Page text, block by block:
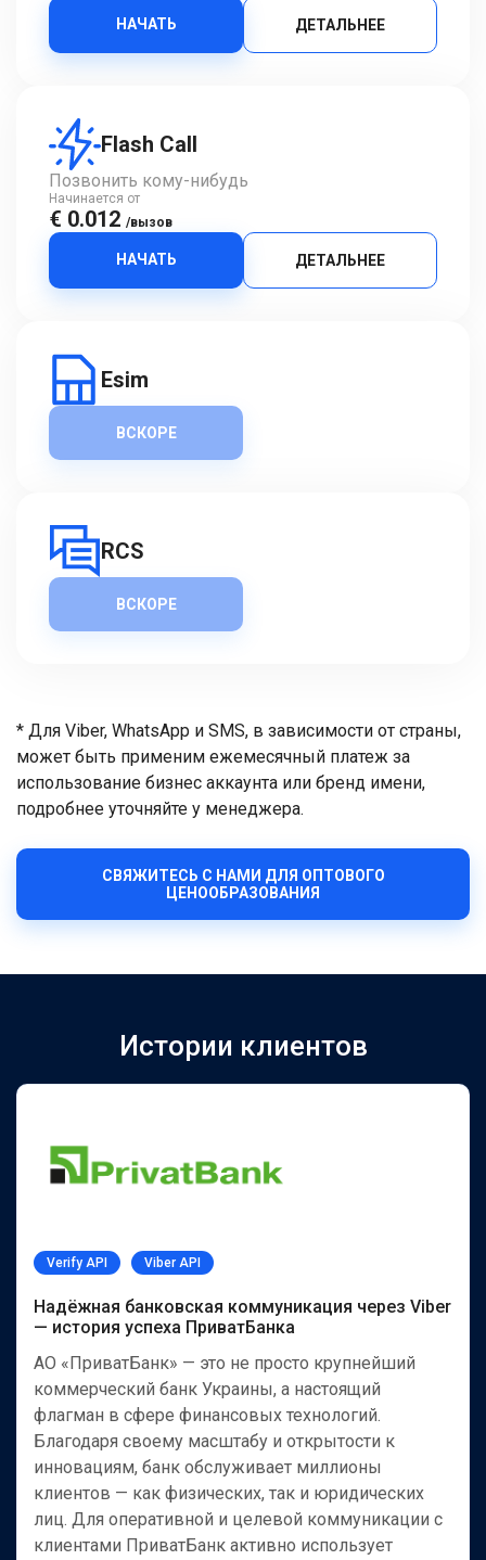
НАЧАТЬ ДЕТАЛЬНЕЕ
Flash Call
Позвонить кому-нибудь
Начинается от
€ 0.012 /вызов
НАЧАТЬ ДЕТАЛЬНЕЕ
Esim
ВСКОРЕ
RCS
ВСКОРЕ
* Для Viber, WhatsApp и SMS, в зависимости от страны,
может быть применим ежемесячный платеж за
использование бизнес аккаунта или бренд имени,
подробнее уточняйте у менеджера.
СВЯЖИТЕСЬ С НАМИ ДЛЯ ОПТОВОГО
ЦЕНООБРАЗОВАНИЯ
Истории клиентов
Verify API Viber API
Надёжная банковская коммуникация через Viber
— история успеха ПриватБанка
АО «ПриватБанк» — это не просто крупнейший
коммерческий банк Украины, а настоящий
флагман в сфере финансовых технологий.
Благодаря своему масштабу и открытости к
инновациям, банк обслуживает миллионы
клиентов — как физических, так и юридических
лиц. Для оперативной и целевой коммуникации с
клиентами ПриватБанк активно использует